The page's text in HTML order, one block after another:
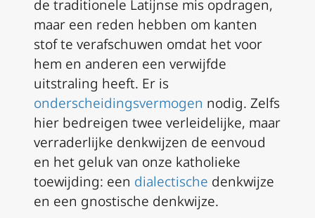
de traditionele Latijnse mis opdragen,
maar een reden hebben om kanten
stof te verafschuwen omdat het voor
hem en anderen een verwijfde
uitstraling heeft. Er is
onderscheidingsvermogen nodig. Zelfs
hier bedreigen twee verleidelijke, maar
verraderlijke denkwijzen de eenvoud
en het geluk van onze katholieke
toewijding: een dialectische denkwijze
en een gnostische denkwijze.